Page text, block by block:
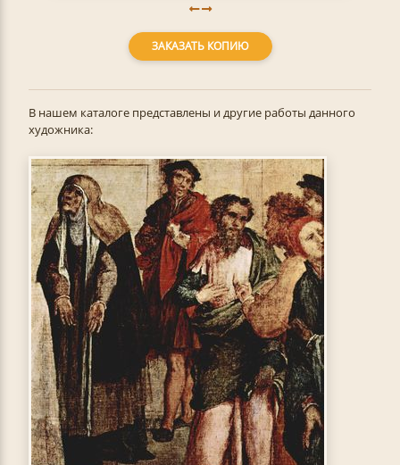
ЗАКАЗАТЬ КОПИЮ
В нашем каталоге представлены и другие работы данного
художника: